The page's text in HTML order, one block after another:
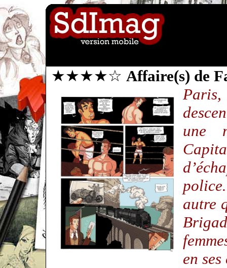
★★★★☆ Affaire(s) de
une
autre
en